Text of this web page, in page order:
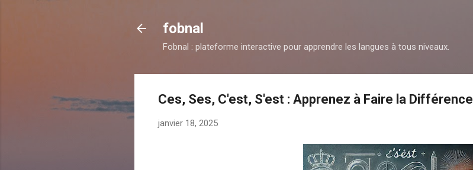
fobnal
Fobnal : plateforme interactive pour apprendre les langues à tous niveaux.
Ces, Ses, C'est, S'est : Apprenez à Faire la Différence
janvier 18, 2025